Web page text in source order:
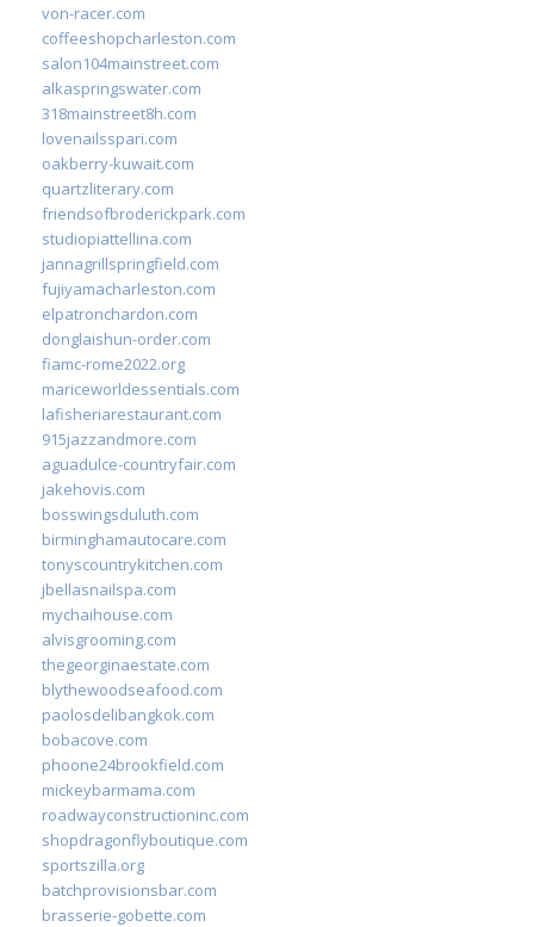
von-racer.com
coffeeshopcharleston.com
salon104mainstreet.com
alkaspringswater.com
318mainstreet8h.com
lovenailsspari.com
oakberry-kuwait.com
quartzliterary.com
friendsofbroderickpark.com
studiopiattellina.com
jannagrillspringfield.com
fujiyamacharleston.com
elpatronchardon.com
donglaishun-order.com
fiamc-rome2022.org
mariceworldessentials.com
lafisheriarestaurant.com
915jazzandmore.com
aguadulce-countryfair.com
jakehovis.com
bosswingsduluth.com
birminghamautocare.com
tonyscountrykitchen.com
jbellasnailspa.com
mychaihouse.com
alvisgrooming.com
thegeorginaestate.com
blythewoodseafood.com
paolosdelibangkok.com
bobacove.com
phoone24brookfield.com
mickeybarmama.com
roadwayconstructioninc.com
shopdragonflyboutique.com
sportszilla.org
batchprovisionsbar.com
brasserie-gobette.com